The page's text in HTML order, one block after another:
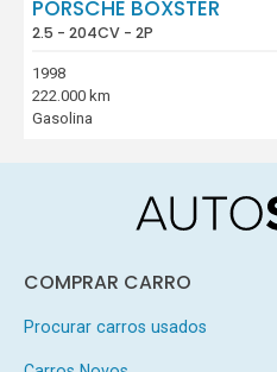
PORSCHE BOXSTER
2.5 - 204CV - 2P
1998
222.000 km
Gasolina
COMPRAR CARRO
Procurar carros usados